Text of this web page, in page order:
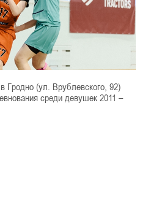
Гродно (ул. Врублевского, 92)
среди девушек 2011 –